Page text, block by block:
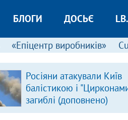
БЛОГИ ДОСЬЄ
«Епіцентр виробників»
Росіяни атакували Київ
балістикою і
загиблі (доповнено)